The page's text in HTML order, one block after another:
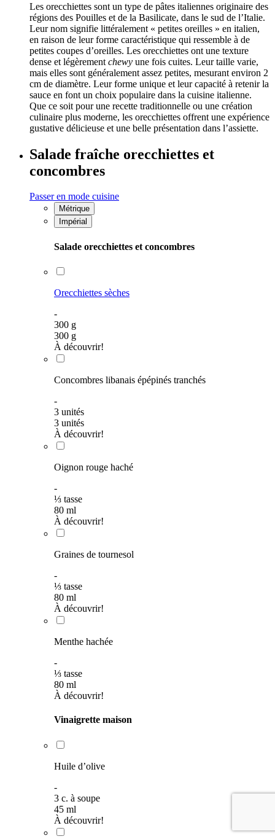
Les orecchiettes sont un type de pâtes italiennes originaire des
régions des Pouilles et de la Basilicate, dans le sud de l’Italie.
Leur nom signifie littéralement « petites oreilles » en italien,
en raison de leur forme caractéristique qui ressemble à de
petites coupes d’oreilles. Les orecchiettes ont une texture
dense et légèrement chewy une fois cuites. Leur taille varie,
mais elles sont généralement assez petites, mesurant environ 2
cm de diamètre. Leur forme unique et leur capacité à retenir la
sauce en font un choix populaire dans la cuisine italienne.
Que ce soit pour une recette traditionnelle ou une création
culinaire plus moderne, les orecchiettes offrent une expérience
gustative délicieuse et une belle présentation dans l’assiette.
Salade fraîche orecchiettes et
concombres
Passer en mode cuisine
Métrique
Impérial
Salade orecchiettes et concombres
Orecchiettes sèches
-
300 g
300 g
À découvrir!
Concombres libanais épépinés tranchés
-
3 unités
3 unités
À découvrir!
Oignon rouge haché
-
⅓ tasse
80 ml
À découvrir!
Graines de tournesol
-
⅓ tasse
80 ml
À découvrir!
Menthe hachée
-
⅓ tasse
80 ml
À découvrir!
Vinaigrette maison
Huile d’olive
-
3 c. à soupe
45 ml
À découvrir!